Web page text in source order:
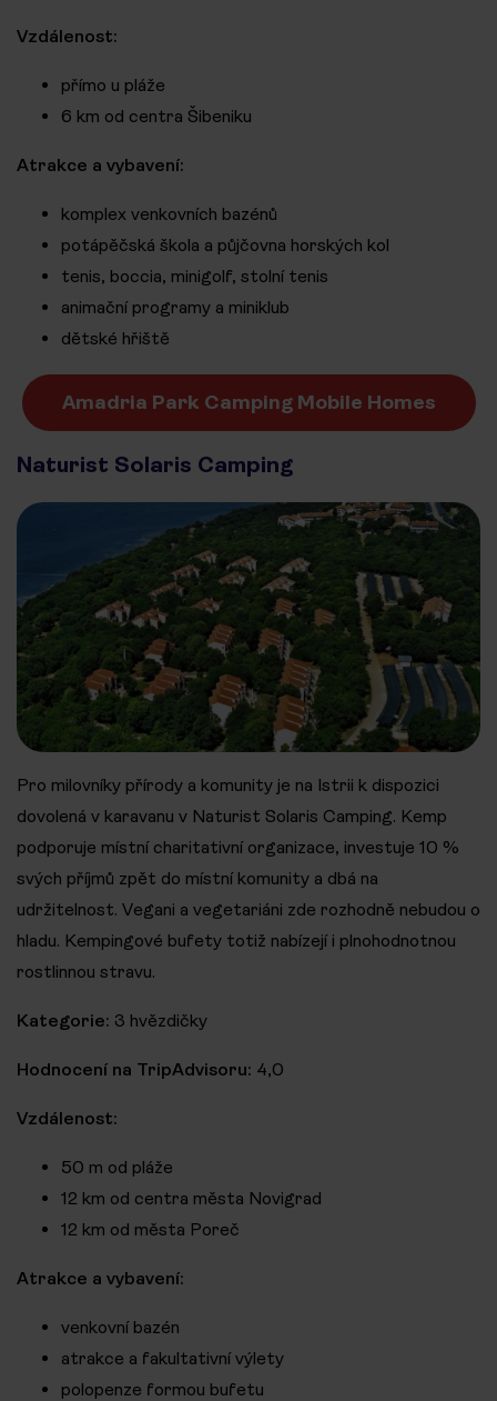
Vzdálenost:
přímo u pláže
6 km od centra Šibeniku
Atrakce a vybavení:
komplex venkovních bazénů
potápěčská škola a půjčovna horských kol
tenis, boccia, minigolf, stolní tenis
animační programy a miniklub
dětské hřiště
Amadria Park Camping Mobile Homes
Naturist Solaris Camping
Pro milovníky přírody a komunity je na Istrii k dispozici
dovolená v karavanu v Naturist Solaris Camping. Kemp
podporuje místní charitativní organizace, investuje 10 %
svých příjmů zpět do místní komunity a dbá na
udržitelnost. Vegani a vegetariáni zde rozhodně nebudou o
hladu. Kempingové bufety totiž nabízejí i plnohodnotnou
rostlinnou stravu.
Kategorie: 3 hvězdičky
Hodnocení na TripAdvisoru: 4,0
Vzdálenost:
50 m od pláže
12 km od centra města Novigrad
12 km od města Poreč
Atrakce a vybavení:
venkovní bazén
atrakce a fakultativní výlety
polopenze formou bufetu